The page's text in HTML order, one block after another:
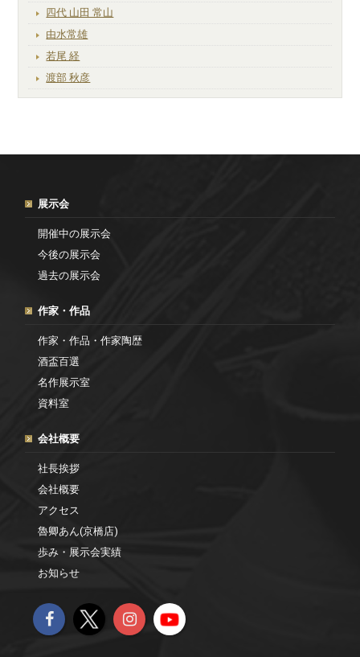
四代 山田 常山
由水常雄
若尾 経
渡部 秋彦
展示会
開催中の展示会
今後の展示会
過去の展示会
作家・作品
作家・作品・作家陶歴
酒盃百選
名作展示室
資料室
会社概要
社長挨拶
会社概要
アクセス
魯卿あん(京橋店)
歩み・展示会実績
お知らせ